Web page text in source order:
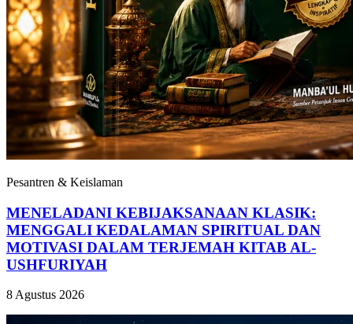
Pesantren & Keislaman
MENELADANI KEBIJAKSANAAN KLASIK:
MENGGALI KEDALAMAN SPIRITUAL DAN
MOTIVASI DALAM TERJEMAH KITAB AL-
USHFURIYAH
8 Agustus 2026